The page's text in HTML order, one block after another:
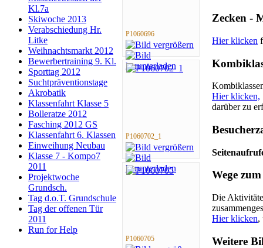
Kl.7a
Skiwoche 2013
Verabschiedung Hr.
Litke
Weihnachtsmarkt 2012
Bewerbertraining 9. Kl.
Sporttag 2012
Suchtpräventionstage
Akrobatik
Klassenfahrt Klasse 5
Bolleratze 2012
Fasching 2012 GS
Klassenfahrt 6. Klassen
Einweihung Neubau
Klasse 7 - Kompo7
2011
Projektwoche
Grundsch.
Tag d.o.T. Grundschule
Tag der offenen Tür
2011
Run for Help
P1060696
P1060702_1
P1060705
Zecken -
Hier klicken
Hier klicken,
darüber zu
Wege
Die
Hier klicken,
Weitere